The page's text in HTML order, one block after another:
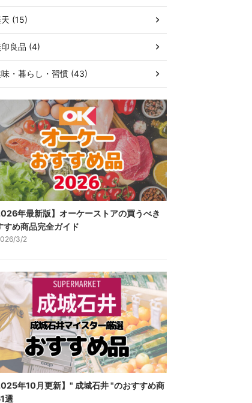
(15)
良品 (4)
味・暮らし・習慣 (43)
年最新版】オーケーストアの買うべき
すめ商品完全ガイド
3/2
年10月更新】" 成城石井 "のおすすめ商
選